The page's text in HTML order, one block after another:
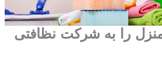
را به شرکت نظافتی